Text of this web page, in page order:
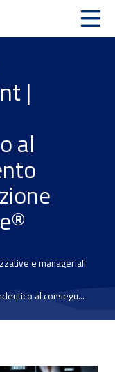
|
al
e manageriali
al consegu...